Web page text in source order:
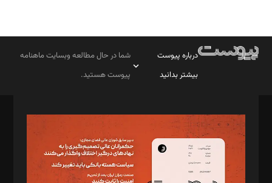
درباره پیوست
بیشتر بدانید
شما در حال مطالعه وبسایت ماهنامه
پیوست هستید.
مدیر مسئول: محمدباقر اثنی‌عشری
سردبیر: مهرک محمودی
دبیر تحریریه: میثم قاسمی
د‌بیر ناداستان: سمانه سمیع